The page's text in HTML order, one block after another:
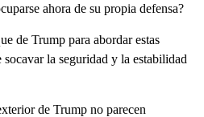
ahora de su propia defensa?
de Trump para abordar estas
la seguridad y la estabilidad
de Trump no parecen